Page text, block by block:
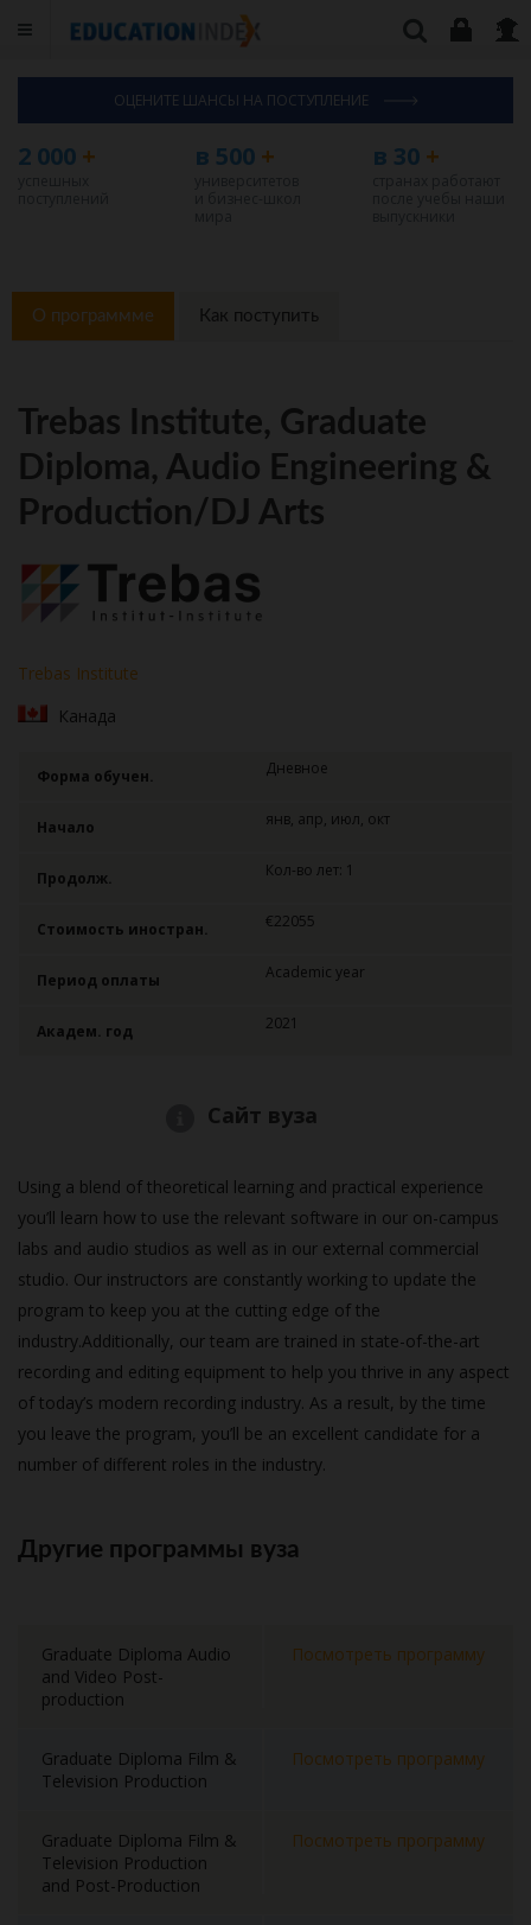
ОЦЕНИТЕ ШАНСЫ НА ПОСТУПЛЕНИЕ
2 000 + в 500 + в 30+
О программме Как поступить
Trebas Institute, Graduate
Diploma, Audio Engineering &
Production/DJ Arts
Trebas Institute
Канада
Форма обучен. Дневное
Начало янв, апр, июл, окт
Продолж. Кол-во лет: 1
Стоимость иностран. €22055
Период оплаты Academic year
Академ. год 2021
Сайт вуза
Using a blend of theoretical learning and practical experience
you’ll learn how to use the relevant software in our on-campus
labs and audio studios as well as in our external commercial
studio. Our instructors are constantly working to update the
program to keep you at the cutting edge of the
industry.Additionally, our team are trained in state-of-the-art
recording and editing equipment to help you thrive in any aspect
of today’s modern recording industry. As a result, by the time
you leave the program, you’ll be an excellent candidate for a
number of different roles in the industry.
Другие программы вуза
Graduate Diploma Audio
and Video Post-
production
Посмотреть программу
Graduate Diploma Film &
Television Production
Посмотреть программу
Graduate Diploma Film &
Television Production
and Post-Production
Посмотреть программу